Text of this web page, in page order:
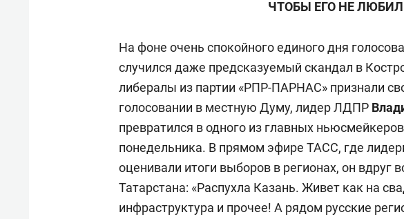
ЧТОБЫ ЕГО НЕ
На фоне очень спокойного единого дня
случился даже предсказуемый скандал в
либералы из партии «РПР-ПАРНАС» признали
голосовании в местную Думу, лидер ЛДПР
превратился в одного из главных
понедельника. В прямом эфире ТАСС, где
оценивали итоги выборов в регионах, он вдруг
Татарстана: «Распухла Казань. Живет как на
инфраструктура и прочее! А рядом русские